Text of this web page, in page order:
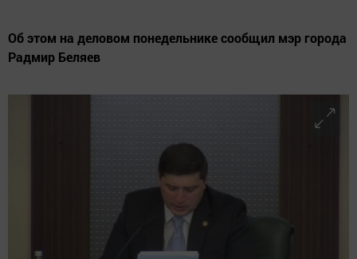
Об этом на деловом понедельнике сообщил мэр города
Радмир Беляев